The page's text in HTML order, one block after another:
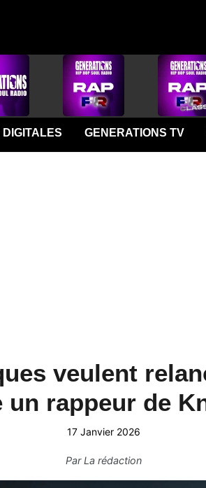
DIGITALES GENERATIONS TV
veulent
un rappeur de
17 Janvier 2026
ParLa rédaction